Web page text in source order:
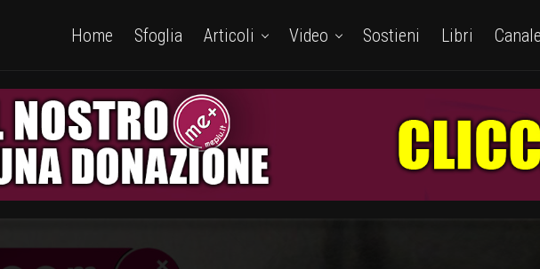
Home Sfoglia Articoli Video Sostieni Libri